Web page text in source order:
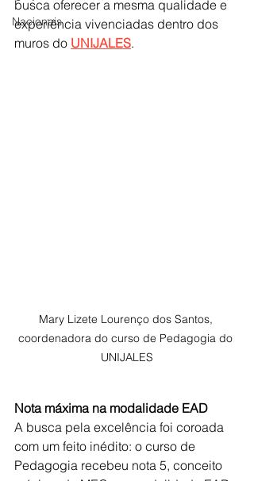
Nacionais
busca oferecer a mesma qualidade e
experiência vivenciadas dentro dos
muros do UNIJALES.
Mary Lizete Lourenço dos Santos,
coordenadora do curso de Pedagogia do
UNIJALES
Nota máxima na modalidade EAD
A busca pela excelência foi coroada
com um feito inédito: o curso de
Pedagogia recebeu nota 5, conceito